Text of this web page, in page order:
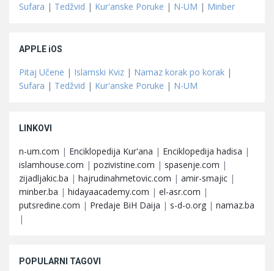
Sufara | Tedžvid | Kur'anske Poruke | N-UM | Minber
APPLE iOS
Pitaj Učene | Islamski Kviz | Namaz korak po korak |
Sufara | Tedžvid | Kur'anske Poruke | N-UM
LINKOVI
n-um.com | Enciklopedija Kur'ana | Enciklopedija hadisa |
islamhouse.com | pozivistine.com | spasenje.com |
zijadljakic.ba | hajrudinahmetovic.com | amir-smajic |
minber.ba | hidayaacademy.com | el-asr.com |
putsredine.com | Predaje BiH Daija | s-d-o.org | namaz.ba
|
POPULARNI TAGOVI